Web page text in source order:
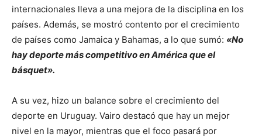
internacionales lleva a una mejora de la disciplina en los
países. Además, se mostró contento por el crecimiento
de países como Jamaica y Bahamas, a lo que sumó: «No
hay deporte más competitivo en América que el
básquet».
A su vez, hizo un balance sobre el crecimiento del
deporte en Uruguay. Vairo destacó que hay un mejor
nivel en la mayor, mientras que el foco pasará por